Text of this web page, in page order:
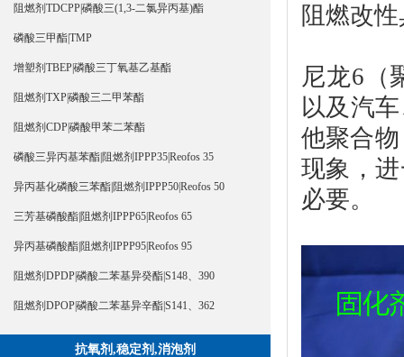
阻燃剂TDCPP|磷酸三(1,3-二氯异丙基)酯
磷酸三甲酯|TMP
增塑剂TBEP|磷酸三丁氧基乙基酯
阻燃剂TXP|磷酸三二甲苯酯
阻燃剂CDP|磷酸甲苯二苯酯
磷酸三异丙基苯酯|阻燃剂IPPP35|Reofos 35
异丙基化磷酸三苯酯|阻燃剂IPPP50|Reofos 50
三芳基磷酸酯|阻燃剂IPPP65|Reofos 65
异丙基磷酸酯|阻燃剂IPPP95|Reofos 95
阻燃剂DPDP|磷酸二苯基异癸酯|S148、390
阻燃剂DPOP|磷酸二苯基异辛酯|S141、362
抗氧剂,稳定剂,消泡剂
阻燃改
尼龙6（
以及汽
他聚合
现象，
必要。